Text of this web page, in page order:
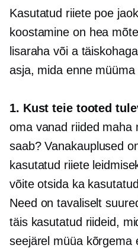
Kasutatud riiete poe
koostamine on hea
lisaraha või a täiskohaga
asja, mida enne
1. Kust teie tooted
oma vanad riided maha
saab? Vanakauplused
kasutatud riiete
võite otsida ka
Need on tavaliselt
täis kasutatud riideid,
seejärel müüa kõrgema